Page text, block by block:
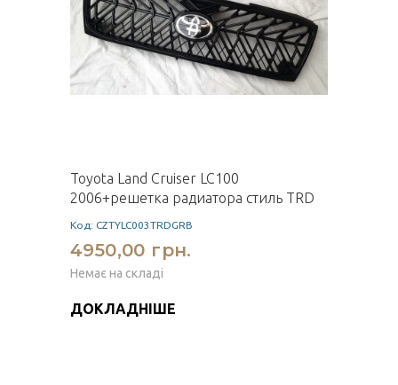
Toyota Land Cruiser LC100
2006+решетка радиатора стиль TRD
Код: CZTYLC003TRDGRB
4950,00 грн.
Немає на складі
ДОКЛАДНІШЕ